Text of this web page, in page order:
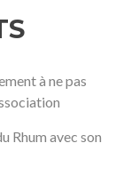
à ne pas
Rhum avec son